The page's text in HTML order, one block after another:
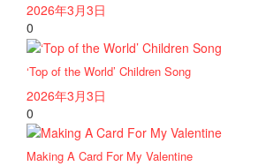
2026年3月3日
0
‘Top of the World’ Children Song
2026年3月3日
0
Making A Card For My Valentine